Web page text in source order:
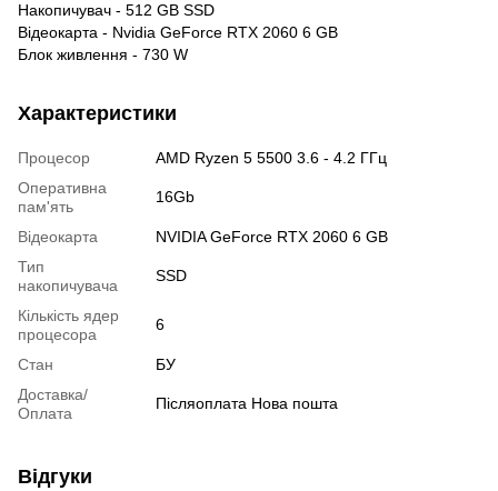
Накопичувач - 512 GB SSD
Відеокарта - Nvidia GeForce RTX 2060 6 GB
Блок живлення - 730 W
Характеристики
Процесор
AMD Ryzen 5 5500 3.6 - 4.2 ГГц
Оперативна
пам'ять
16Gb
Відеокарта
NVIDIA GeForce RTX 2060 6 GB
Тип
накопичувача
SSD
Кількість ядер
процесора
6
Стан
БУ
Доставка/
Оплата
Післяоплата Нова пошта
Відгуки